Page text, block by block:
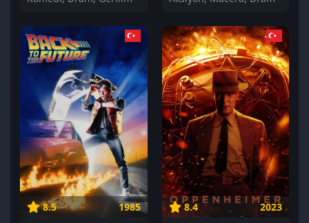
8.5 1985 8.4 2023